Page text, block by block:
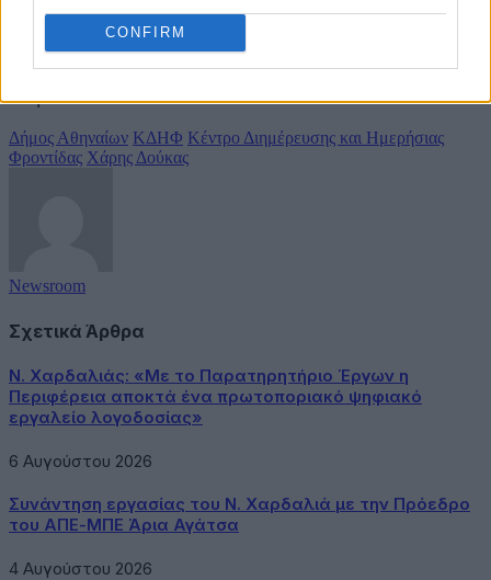
CONFIRM
Το πρόγραμμα των ωφελουμένων του ΚΔΗΦ είναι
εξατομικευμένο και διαμορφώνεται κατόπιν αξιολόγησης
των αναγκών και της παρακολούθησης της πορείας του
ατόμου.
Δήμος Αθηναίων ΚΔΗΦ Κέντρο Διημέρευσης και Ημερήσιας
Φροντίδας Χάρης Δούκας
Newsroom
Σχετικά Άρθρα
Ν. Χαρδαλιάς: «Με το Παρατηρητήριο Έργων η
Περιφέρεια αποκτά ένα πρωτοποριακό ψηφιακό
εργαλείο λογοδοσίας»
6 Αυγούστου 2026
Συνάντηση εργασίας του Ν. Χαρδαλιά με την Πρόεδρο
του ΑΠΕ-ΜΠΕ Άρια Αγάτσα
4 Αυγούστου 2026